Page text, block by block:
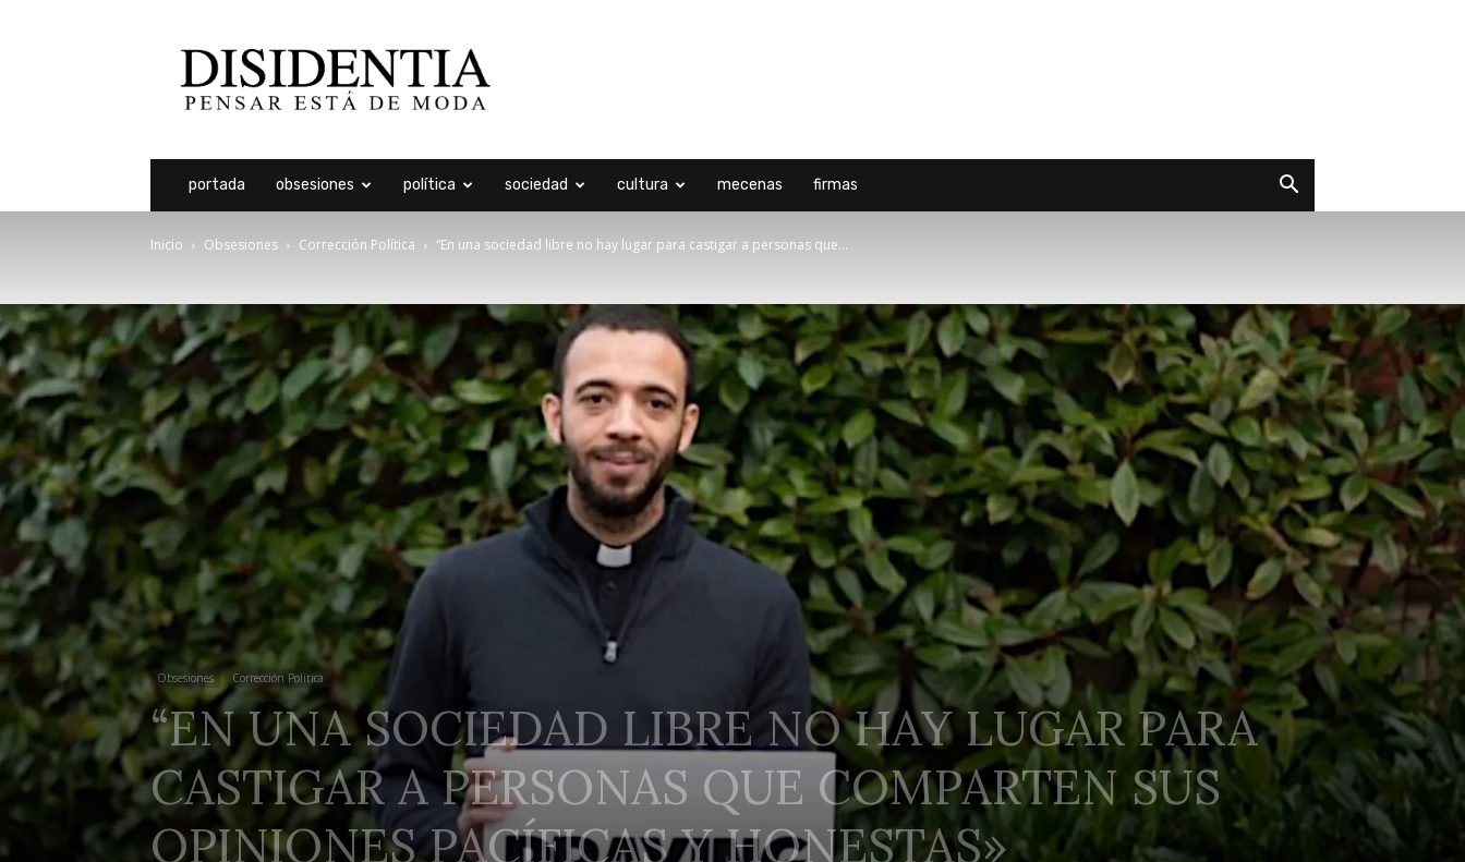
portada obsesiones política sociedad cultura mecenas firmas
Inicio Obsesiones Corrección Política “En una sociedad libre no hay lugar para castigar a personas que...
Obsesiones Corrección Política
“EN UNA SOCIEDAD LIBRE NO HAY LUGAR PARA
CASTIGAR A PERSONAS QUE COMPARTEN SUS
OPINIONES PACÍFICAS Y HONESTAS»